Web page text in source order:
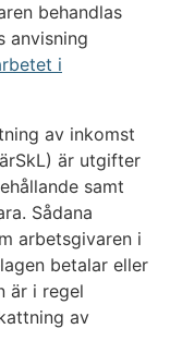
behandlas
anvisning
i
av inkomst
är utgifter
samt
Sådana
arbetsgivaren i
betalar eller
är i regel
av